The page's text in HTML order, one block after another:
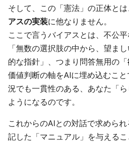
そして、この「憲法」の正体と
アスの実装に他なりません。
ここで言うバイアスとは、不公平
「無数の選択肢の中から、望ま
的な指針」、つまり問答無用の「
価値判断の軸をAIに埋め込むこ
況でも一貫性のある、あなた「
ようになるのです。
これからのAIとの対話で求めら
記した「マニュアル」を与える